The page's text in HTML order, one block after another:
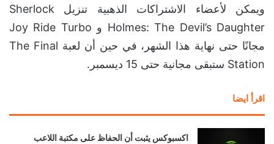
ويمكن لأعضاء الاشتراكات الذهبية تنزيل Sherlock
Holmes: The Devil’s Daughter و Joy Ride Turbo
مجانًا حتى نهاية هذا الشهر، في حين أن لعبة The Final
Station ستبقى مجانية حتى 15 ديسمبر.
اقرأ ايضا
اكسبوكس يثبت أن الحفاظ على مكتبة اللاعب